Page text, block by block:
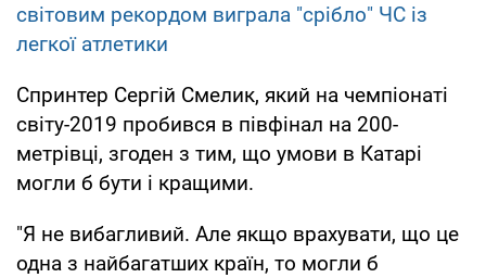
світовим рекордом виграла "срібло" ЧС із
легкої атлетики
Спринтер Сергій Смелик, який на чемпіонаті
світу-2019 пробився в півфінал на 200-
метрівці, згоден з тим, що умови в Катарі
могли б бути і кращими.
"Я не вибагливий. Але якщо врахувати, що це
одна з найбагатших країн, то могли б